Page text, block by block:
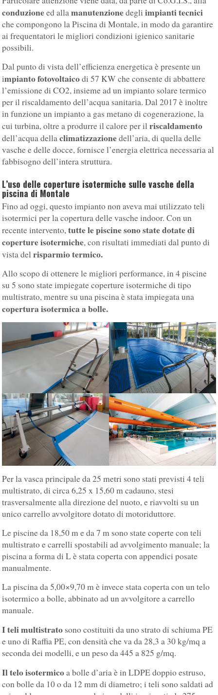
conduzioneed allamanutenzionedegliimpianti tecnici
che compongono la Piscina di Montale, in modo da garantire
ai frequentatori le migliori condizioni igienico sanitarie
possibili.
Dal punto di vista dell’efficienza energetica è presente un
impianto fotovoltaicodi 57 KW che consente di abbattere
l’emissione di CO2, insieme ad un impianto solare termico
per il riscaldamento dell’acqua sanitaria. Dal 2017 è inoltre
in funzione un impianto a gas metano di cogenerazione, la
cui turbina, oltre a produrre il calore per ilriscaldamento
dell’acqua dellaclimatizzazionedell’aria, di quella delle
vasche e delle docce, fornisce l’energia elettrica necessaria al
fabbisogno dell’intera struttura.
L’uso delle coperture isotermiche sulle vasche della
piscina di Montale
Fino ad oggi, questo impianto non aveva mai utilizzato teli
isotermici per la copertura delle vasche indoor. Con un
recente intervento,tutte le piscine sono state dotate di
coperture isotermiche, con risultati immediati dal punto di
vista delrisparmio termico.
Allo scopo di ottenere le migliori performance, in 4 piscine
su 5 sono state impiegate coperture isotermiche di tipo
multistrato, mentre su una piscina è stata impiegata una
copertura isotermica a bolle.
Per la vasca principale da 25 metri sono stati previsti 4 teli
multistrato, di circa 6,25 x 15,60 m cadauno, stesi
trasversalmente alla direzione del nuoto, e riavvolti su un
unico carrello avvolgitore dotato di motoriduttore.
Le piscine da 18,50 m e da 7 m sono state coperte con teli
multistrato e carrelli spostabili ad avvolgimento manuale; la
piscina a forma di L è stata coperta con appendici posate
manualmente.
La piscina da 5,00×9,70 m è invece stata coperta con un telo
isotermico a bolle, abbinato ad un avvolgitore a carrello
manuale.
I teli multistrato sono costituiti da uno strato di schiuma PE
e uno di Raffia PE, con densità che va da 28,3 a 30 kg/mq a
seconda dei modelli, e un peso da 445 a 825 g/mq.
Il telo isotermicoa bolle d’aria è in LDPE doppio estruso,
con bolle da 10 o da 12 mm di diametro; i teli sono saldati ad